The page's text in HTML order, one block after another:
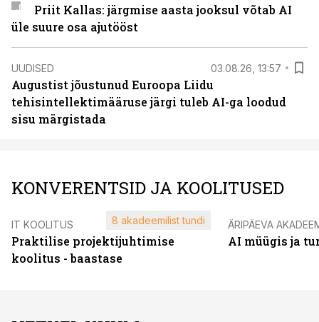
Priit Kallas: järgmise aasta jooksul võtab AI
üle suure osa ajutööst
UUDISED 03.08.26, 13:57
Augustist jõustunud Euroopa Liidu
tehisintellektimääruse järgi tuleb AI-ga loodud
sisu märgistada
KONVERENTSID JA KOOLITUSED
IT KOOLITUS
Praktilise projektijuhtimise
koolitus - baastase
8 akadeemilist tundi ÄRIPÄEVA
AI müügis ja